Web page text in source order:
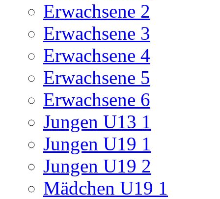
Erwachsene 2
Erwachsene 3
Erwachsene 4
Erwachsene 5
Erwachsene 6
Jungen U13 1
Jungen U19 1
Jungen U19 2
Mädchen U19 1